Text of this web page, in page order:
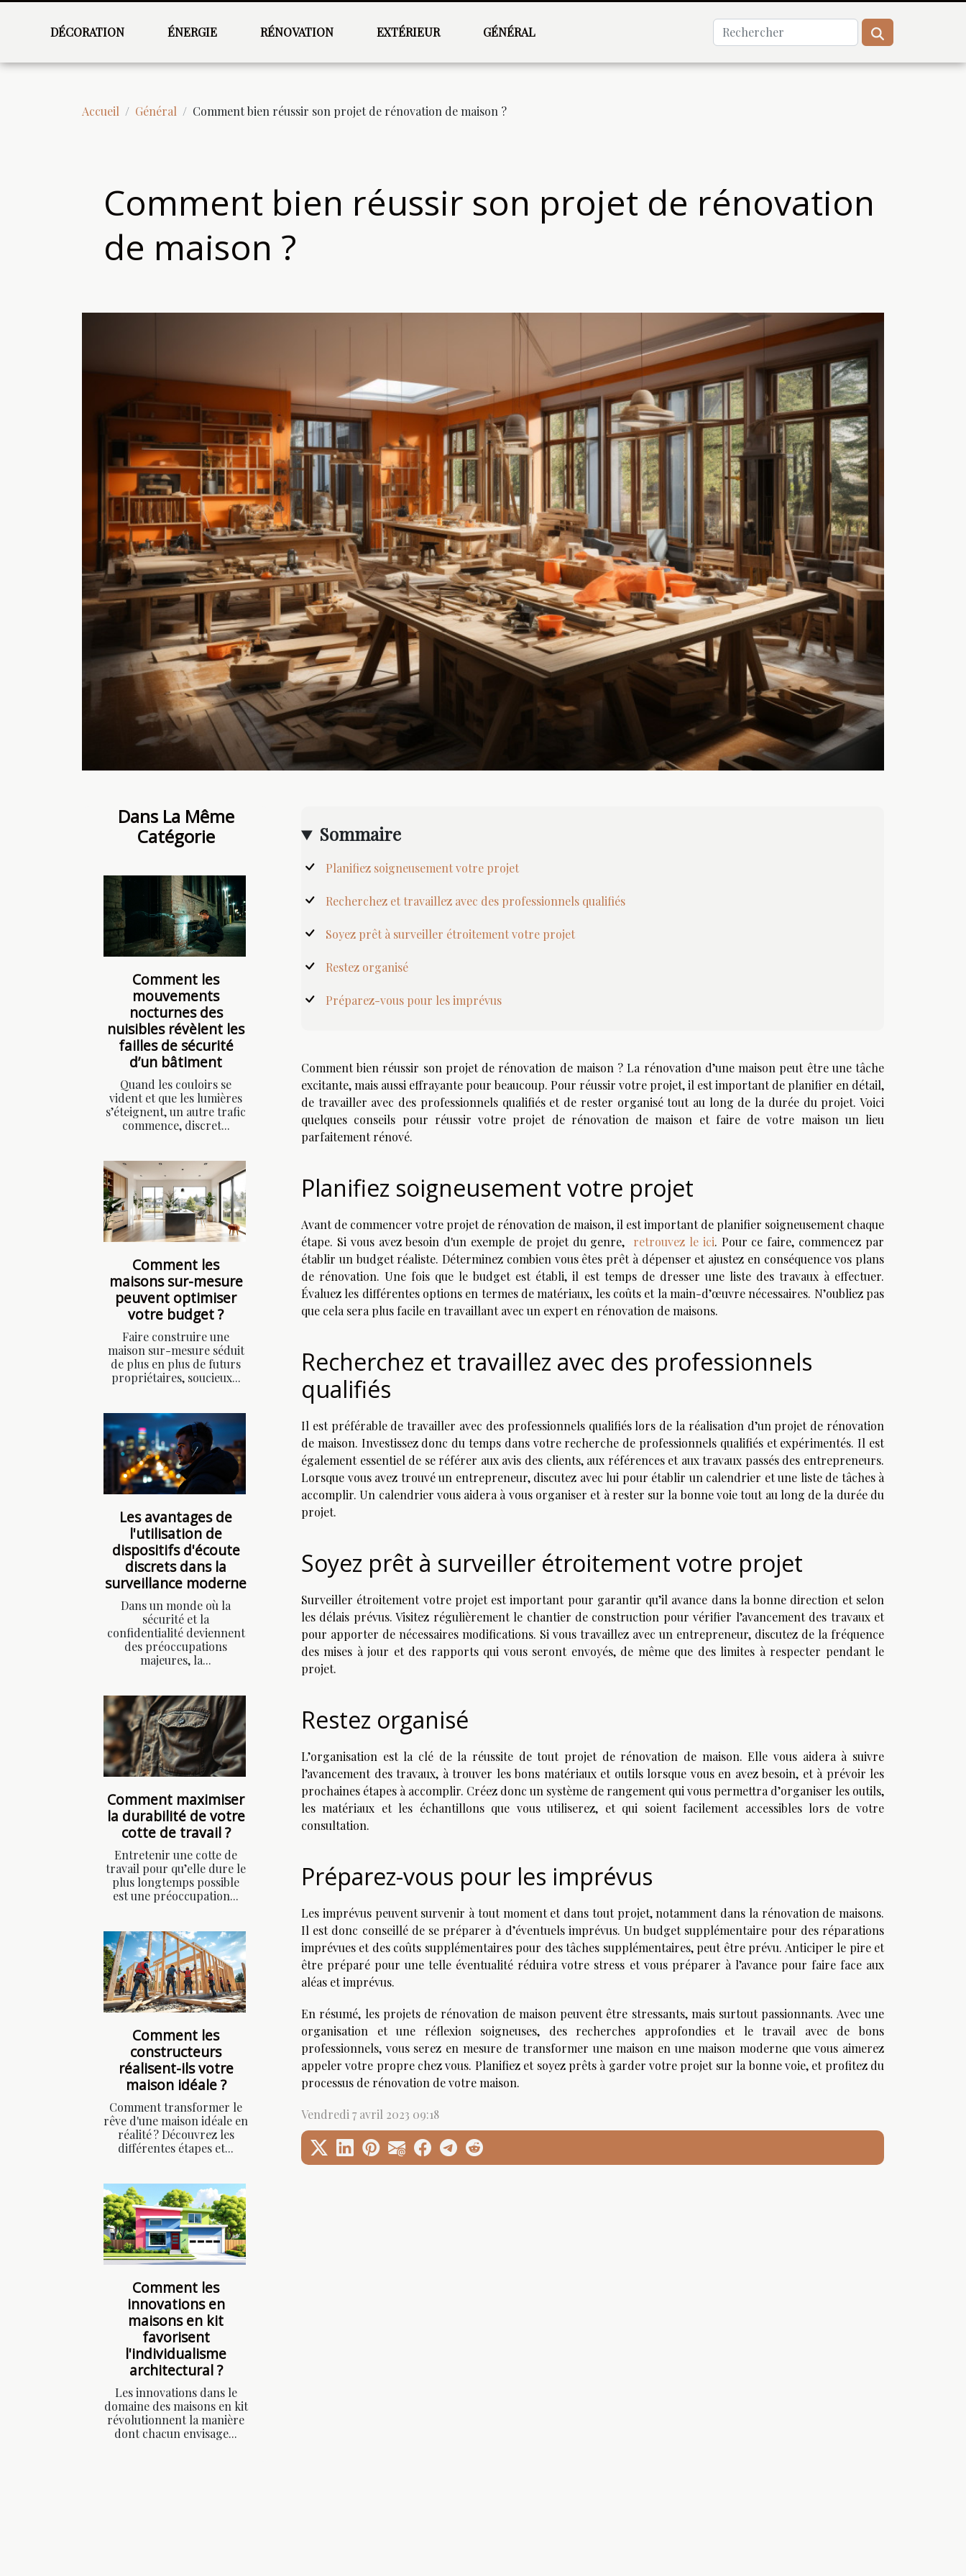
DÉCORATION ÉNERGIE RÉNOVATION EXTÉRIEUR GÉNÉRAL
Accueil Général Comment bien réussir son projet de rénovation de maison ?
Comment bien réussir son projet de rénovation
de maison ?
Dans La Même
Catégorie
Comment les
mouvements
nocturnes des
nuisibles révèlent les
failles de sécurité
d’un bâtiment
Quand les couloirs se
vident et que les lumières
s’éteignent, un autre trafic
commence, discret...
Comment les
maisons sur-mesure
peuvent optimiser
votre budget ?
Faire construire une
maison sur-mesure séduit
de plus en plus de futurs
propriétaires, soucieux...
Les avantages de
l'utilisation de
dispositifs d'écoute
discrets dans la
surveillance moderne
Dans un monde où la
sécurité et la
confidentialité deviennent
des préoccupations
majeures, la...
Comment maximiser
la durabilité de votre
cotte de travail ?
Entretenir une cotte de
travail pour qu’elle dure le
plus longtemps possible
est une préoccupation...
Comment les
constructeurs
réalisent-ils votre
maison idéale ?
Comment transformer le
rêve d'une maison idéale en
réalité ? Découvrez les
différentes étapes et...
Comment les
innovations en
maisons en kit
favorisent
l'individualisme
architectural ?
Les innovations dans le
domaine des maisons en kit
révolutionnent la manière
dont chacun envisage...
Sommaire
Planifiez soigneusement votre projet
Recherchez et travaillez avec des professionnels qualifiés
Soyez prêt à surveiller étroitement votre projet
Restez organisé
Préparez-vous pour les imprévus
Comment bien réussir son projet de rénovation de maison ? La rénovation d’une maison peut être une tâche
excitante, mais aussi effrayante pour beaucoup. Pour réussir votre projet, il est important de planifier en détail,
de travailler avec des professionnels qualifiés et de rester organisé tout au long de la durée du projet. Voici
quelques conseils pour réussir votre projet de rénovation de maison et faire de votre maison un lieu
parfaitement rénové.
Planifiez soigneusement votre projet
Avant de commencer votre projet de rénovation de maison, il est important de planifier soigneusement chaque
étape. Si vous avez besoin d'un exemple de projet du genre, retrouvez le ici. Pour ce faire, commencez par
établir un budget réaliste. Déterminez combien vous êtes prêt à dépenser et ajustez en conséquence vos plans
de rénovation. Une fois que le budget est établi, il est temps de dresser une liste des travaux à effectuer.
Évaluez les différentes options en termes de matériaux, les coûts et la main-d’œuvre nécessaires. N’oubliez pas
que cela sera plus facile en travaillant avec un expert en rénovation de maisons.
Recherchez et travaillez avec des professionnels
qualifiés
Il est préférable de travailler avec des professionnels qualifiés lors de la réalisation d’un projet de rénovation
de maison. Investissez donc du temps dans votre recherche de professionnels qualifiés et expérimentés. Il est
également essentiel de se référer aux avis des clients, aux références et aux travaux passés des entrepreneurs.
Lorsque vous avez trouvé un entrepreneur, discutez avec lui pour établir un calendrier et une liste de tâches à
accomplir. Un calendrier vous aidera à vous organiser et à rester sur la bonne voie tout au long de la durée du
projet.
Soyez prêt à surveiller étroitement votre projet
Surveiller étroitement votre projet est important pour garantir qu’il avance dans la bonne direction et selon
les délais prévus. Visitez régulièrement le chantier de construction pour vérifier l’avancement des travaux et
pour apporter de nécessaires modifications. Si vous travaillez avec un entrepreneur, discutez de la fréquence
des mises à jour et des rapports qui vous seront envoyés, de même que des limites à respecter pendant le
projet.
Restez organisé
L’organisation est la clé de la réussite de tout projet de rénovation de maison. Elle vous aidera à suivre
l’avancement des travaux, à trouver les bons matériaux et outils lorsque vous en avez besoin, et à prévoir les
prochaines étapes à accomplir. Créez donc un système de rangement qui vous permettra d’organiser les outils,
les matériaux et les échantillons que vous utiliserez, et qui soient facilement accessibles lors de votre
consultation.
Préparez-vous pour les imprévus
Les imprévus peuvent survenir à tout moment et dans tout projet, notamment dans la rénovation de maisons.
Il est donc conseillé de se préparer à d’éventuels imprévus. Un budget supplémentaire pour des réparations
imprévues et des coûts supplémentaires pour des tâches supplémentaires, peut être prévu. Anticiper le pire et
être préparé pour une telle éventualité réduira votre stress et vous préparer à l’avance pour faire face aux
aléas et imprévus.
En résumé, les projets de rénovation de maison peuvent être stressants, mais surtout passionnants. Avec une
organisation et une réflexion soigneuses, des recherches approfondies et le travail avec de bons
professionnels, vous serez en mesure de transformer une maison en une maison moderne que vous aimerez
appeler votre propre chez vous. Planifiez et soyez prêts à garder votre projet sur la bonne voie, et profitez du
processus de rénovation de votre maison.
Vendredi 7 avril 2023 09:18